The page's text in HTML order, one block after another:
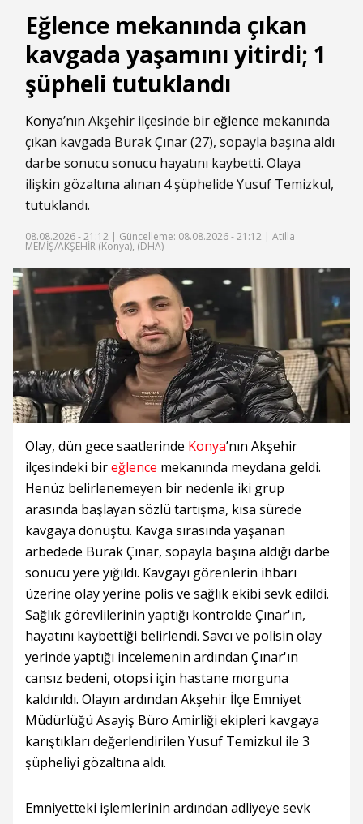
Eğlence mekanında çıkan
kavgada yaşamını yitirdi; 1
şüpheli tutuklandı
Konya’nın Akşehir ilçesinde bireğlence mekanında
çıkan kavgada Burak Çınar (27), sopayla başına aldı
darbe sonucu sonucu hayatını kaybetti. Olaya
ilişkin gözaltına alınan 4 şüphelide Yusuf Temizkul,
tutuklandı.
08.08.2026 - 21:12 | Güncelleme: 08.08.2026 - 21:12 | Atilla
MEMİŞ/AKŞEHİR (Konya), (DHA)-
Olay, dün gece saatlerinde Konya’nın Akşehir
ilçesindeki bireğlence mekanında meydana geldi.
Henüz belirlenemeyen bir nedenle iki grup
arasında başlayan sözlü tartışma, kısa sürede
kavgaya dönüştü. Kavga sırasında yaşanan
arbedede Burak Çınar, sopayla başına aldığı darbe
sonucu yere yığıldı. Kavgayı görenlerin ihbarı
üzerine olay yerine polis ve sağlık ekibi sevk edildi.
Sağlık görevlilerinin yaptığı kontrolde Çınar'ın,
hayatını kaybettiği belirlendi. Savcı ve polisin olay
yerinde yaptığı incelemenin ardından Çınar'ın
cansız bedeni, otopsi için hastane morguna
kaldırıldı. Olayın ardından Akşehir İlçe Emniyet
Müdürlüğü Asayiş Büro Amirliği ekipleri kavgaya
karıştıkları değerlendirilen Yusuf Temizkul ile 3
şüpheliyi gözaltına aldı.
Emniyetteki işlemlerinin ardından adliyeye sevk